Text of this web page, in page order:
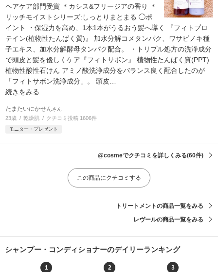
ヘアケア部門受賞 ＊カシス&フリージアの香り ＊
リッチモイストシリーズ:しっとりまとまる ◯ポ
イント ・保湿力を高め、1本1本がうるおう髪へ導く 『フィトプロ
テイン(植物性たんぱく質)』 加水分解コメタンパク、ワサビノキ種
子エキス、加水分解酵母タンパク配合。 ・トリプル処方の洗浄成分
で頭皮と髪を優しくケア『フィトサボン』 植物性たんぱく質(PPT)
植物性酸性石けん アミノ酸洗浄成分をバランス良く配合したのが
「フィトサボン洗浄成分」。 頭皮
続きをみる
たまたいにかせんさん
23歳 乾燥肌 クチコミ投稿 1606件
モニター・プレゼント
@cosmeでクチコミを詳しくみる(60件)
この商品にクチコミする
トリートメントの商品一覧をみる
レヴールの商品一覧をみる
シャンプー・コンディショナーのデイリーランキング
1 2 3